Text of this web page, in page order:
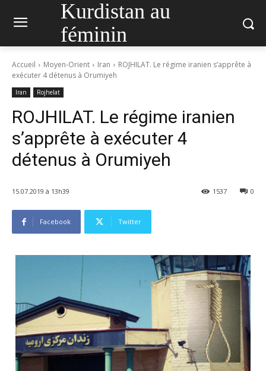
Kurdistan au
féminin
Accueil Moyen-Orient Iran
ROJHILAT. Le régime iranien s’apprête à
exécuter 4 détenus à Orumiyeh
Iran Rojhelat
ROJHILAT. Le régime iranien
s’apprête à exécuter 4
détenus à Orumiyeh
15.07.2019 à 13h39 0
1537
Facebook Twitter